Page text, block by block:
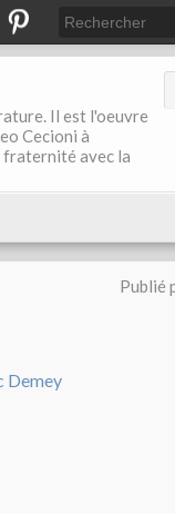
Il est l'oeuvre
Cecioni à
fraternité avec la
Publié